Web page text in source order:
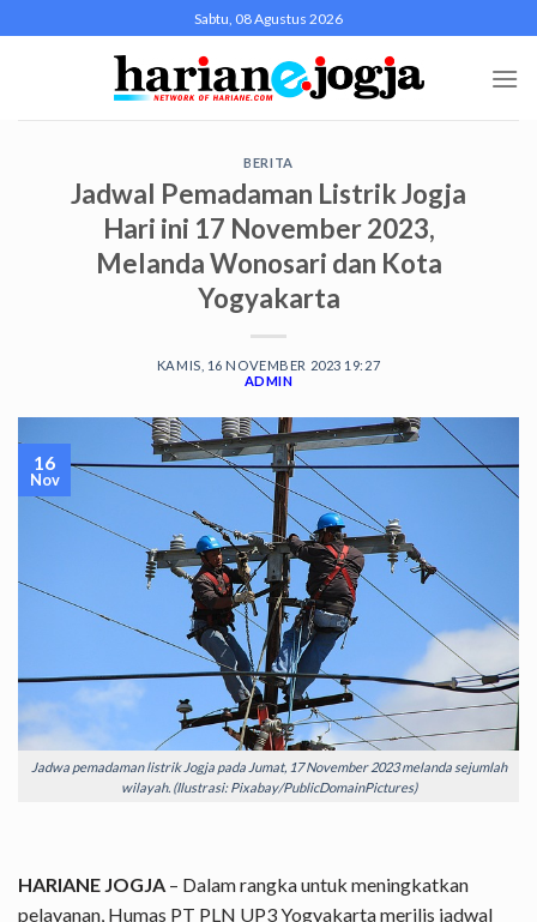
to
Sabtu, 08 Agustus 2026
BERITA
Jadwal Pemadaman Listrik Jogja
Hari ini 17 November 2023,
Melanda Wonosari dan Kota
Yogyakarta
KAMIS, 16 NOVEMBER 2023 19:27
ADMIN
Jadwa pemadaman listrik Jogja pada Jumat, 17 November 2023 melanda sejumlah
wilayah. (Ilustrasi: Pixabay/PublicDomainPictures)
16
Nov
HARIANE JOGJA – Dalam rangka untuk meningkatkan
pelayanan, Humas PT PLN UP3 Yogyakarta merilis jadwal